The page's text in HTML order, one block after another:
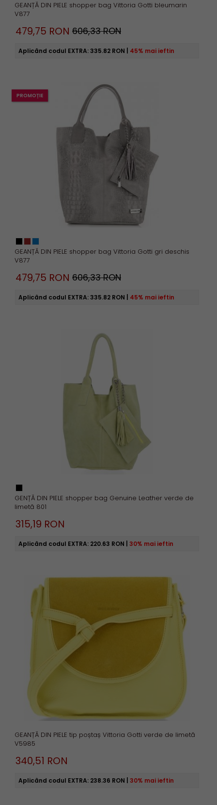
GEANȚĂ DIN PIELE shopper bag Vittoria Gotti bleumarin
V877
479,75 RON 606,33 RON
Aplicând codul EXTRA:335.82 RON 45% mai ieftin
GEANȚĂ DIN PIELE shopper bag Vittoria Gotti gri deschis
V877
PROMOȚIE
479,75 RON 606,33 RON
Aplicând codul EXTRA:335.82 RON 45% mai ieftin
GENȚĂ DIN PIELE shopper bag Genuine Leather verde de
limetă 801
315,19 RON
Aplicând codul EXTRA: 220.63 RON 30% mai ieftin
GEANȚĂ DIN PIELE tip poștaș Vittoria Gotti verde de limetă
V5985
340,51 RON
Aplicând codul EXTRA: 238.36 RON 30% mai ieftin